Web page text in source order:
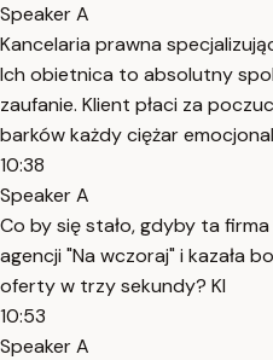
Speaker A
Kancelaria prawna
Ich obietnica to absolutny
zaufanie. Klient płaci za
barków każdy ciężar
10:38
Speaker A
Co by się stało, gdyby ta
agencji "Na wczoraj" i kazała
oferty w trzy sekundy? Kl
10:53
Speaker A